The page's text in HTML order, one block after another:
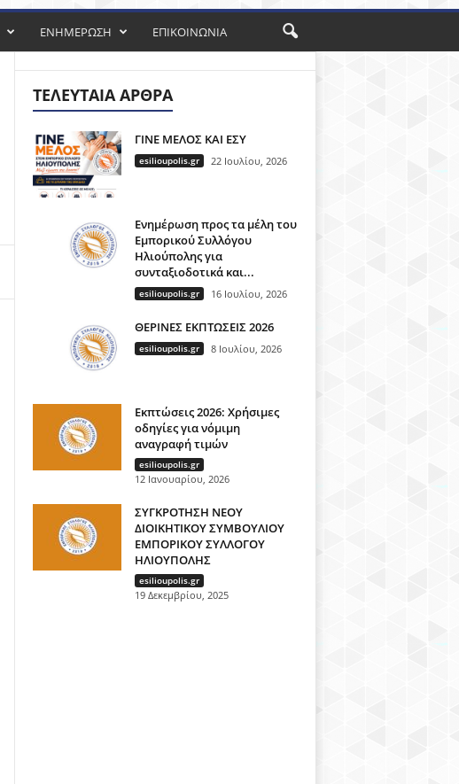
ΕΝΗΜΕΡΩΣΗ ΕΠΙΚΟΙΝΩΝΙΑ
ΤΕΛΕΥΤΑΊΑ ΆΡΘΡΑ
ΓΙΝΕ ΜΕΛΟΣ ΚΑΙ ΕΣΥ
esilioupolis.gr 22 Ιουλίου, 2026
Ενημέρωση προς τα μέλη του
Εμπορικού Συλλόγου
Ηλιούπολης για
συνταξιοδοτικά και...
esilioupolis.gr 16 Ιουλίου, 2026
ΘΕΡΙΝΕΣ ΕΚΠΤΩΣΕΙΣ 2026
esilioupolis.gr 8 Ιουλίου, 2026
Εκπτώσεις 2026: Χρήσιμες
οδηγίες για νόμιμη
αναγραφή τιμών
esilioupolis.gr
12 Ιανουαρίου, 2026
ΣΥΓΚΡΟΤΗΣΗ ΝΕΟΥ
ΔΙΟΙΚΗΤΙΚΟΥ ΣΥΜΒΟΥΛΙΟΥ
ΕΜΠΟΡΙΚΟΥ ΣΥΛΛΟΓΟΥ
ΗΛΙΟΥΠΟΛΗΣ
esilioupolis.gr
19 Δεκεμβρίου, 2025